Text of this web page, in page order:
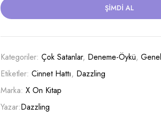
ŞIMDI AL
Kategoriler:Çok Satanlar, Deneme-Öykü,Genel
Etiketler:Cinnet Hattı, Dazzling
Marka:X On Kitap
Yazar:Dazzling